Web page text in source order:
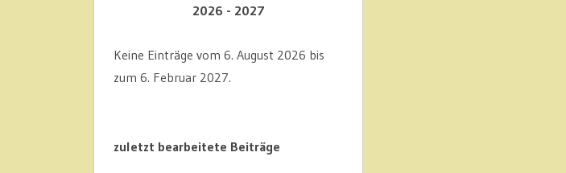
2026 - 2027
Keine Einträge vom 6. August 2026 bis
zum 6. Februar 2027.
zuletzt bearbeitete Beiträge